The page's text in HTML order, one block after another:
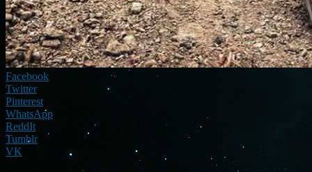
Facebook
Twitter
Pinterest
WhatsApp
ReddIt
Tumblr
VK